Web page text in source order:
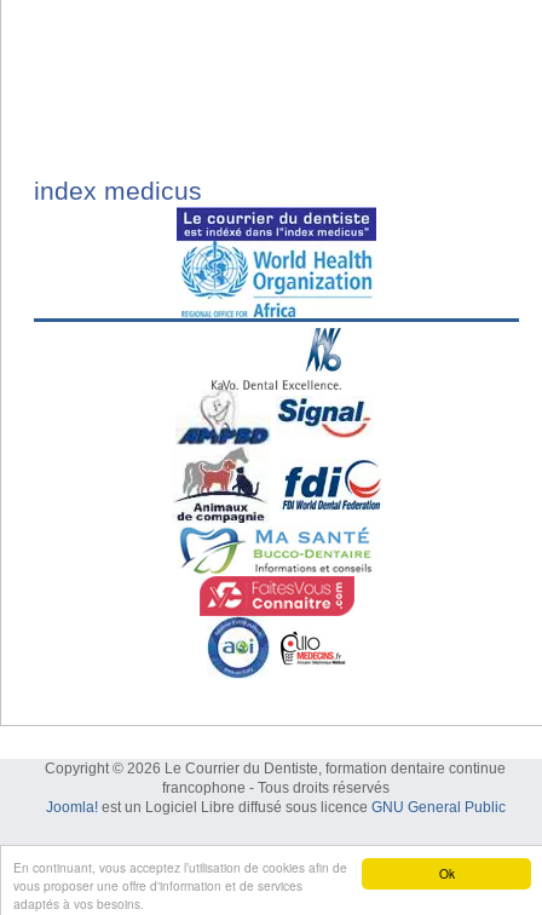
Ok
En continuant, vous acceptez l’utilisation de cookies afin de
vous proposer une offre d'information et de services
adaptés à vos besoins.
index medicus
Copyright © 2026 Le Courrier du Dentiste, formation dentaire continue
francophone - Tous droits réservés
Joomla!est un Logiciel Libre diffusé sous licence GNU General Public